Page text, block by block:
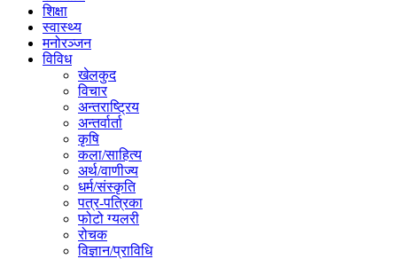
शिक्षा
स्वास्थ्य
मनोरञ्जन
विविध
खेलकुद
विचार
अन्तराष्ट्रिय
अन्तर्वार्ता
कृषि
कला/साहित्य
अर्थ/वाणीज्य
धर्म/संस्कृति
पत्र-पत्रिका
फोटो ग्यलरी
रोचक
विज्ञान/प्राविधि